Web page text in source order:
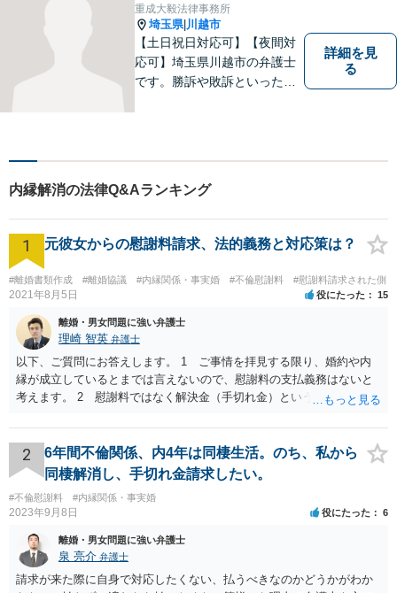
重成大毅法律事務所
埼玉県| 川越市
【土日祝日対応可】【夜間対
応可】埼玉県川越市の弁護士
です。勝訴や敗訴といった結
い。
詳細を見
る
内縁解消の法律Q&Aランキング
1 元彼女からの慰謝料請求、法的義務と対応策は？
#離婚書類作成 #離婚協議 #内縁関係・事実婚 #不倫慰謝料 #慰謝料請求された側
2021年8月5日 役にたった 15
離婚・男女問題に強い弁護士
理崎 智英 弁護士
以下、ご質問にお答えします。 1 ご事情を拝見する限り、婚約や内
縁が成立しているとまでは言えないので、慰謝料の支払義務はないと
考えます。 2 慰謝料ではなく解決金（手切れ金）という名目で数十
うに合意書を取り交わす必要はあると思います。 4 合意書を取り交
わし、その中で精算条項（一切の債権債務のないことを確認する）を
設ければ、大丈夫です。
2
6年間不倫関係、内4年は同棲生活。のち、私から
同棲解消し、手切れ金請求したい。
#不倫慰謝料 #内縁関係・事実婚
2023年9月8日 役にたった 6
離婚・男女問題に強い弁護士
泉 亮介 弁護士
請求が来た際に自身で対応したくない、払うべきなのかどうかがわか